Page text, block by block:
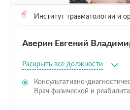
Институт травматологии и
Аверин Евгений
Раскрыть все должности
Консультативно-
Врач физической и